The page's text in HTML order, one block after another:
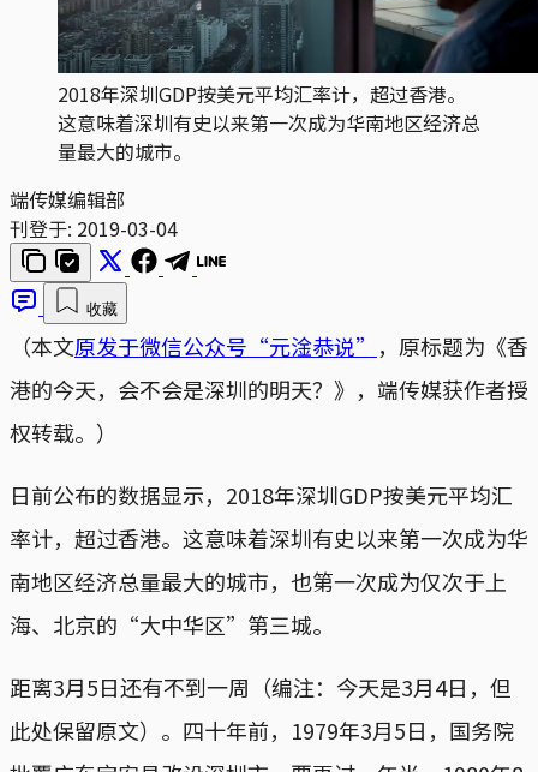
2018年深圳GDP按美元平均汇率计，超过香港。
这意味着深圳有史以来第一次成为华南地区经济总
量最大的城市。
端传媒编辑部
刊登于: 2019-03-04
收藏
（本文原发于微信公众号“元淦恭说” ，原标题为《香
港的今天，会不会是深圳的明天？》，端传媒获作者授
权转载。）
日前公布的数据显示，2018年深圳GDP按美元平均汇
率计，超过香港。这意味着深圳有史以来第一次成为华
南地区经济总量最大的城市，也第一次成为仅次于上
海、北京的“大中华区”第三城。
距离3月5日还有不到一周（编注：今天是3月4日，但
此处保留原文）。四十年前，1979年3月5日，国务院